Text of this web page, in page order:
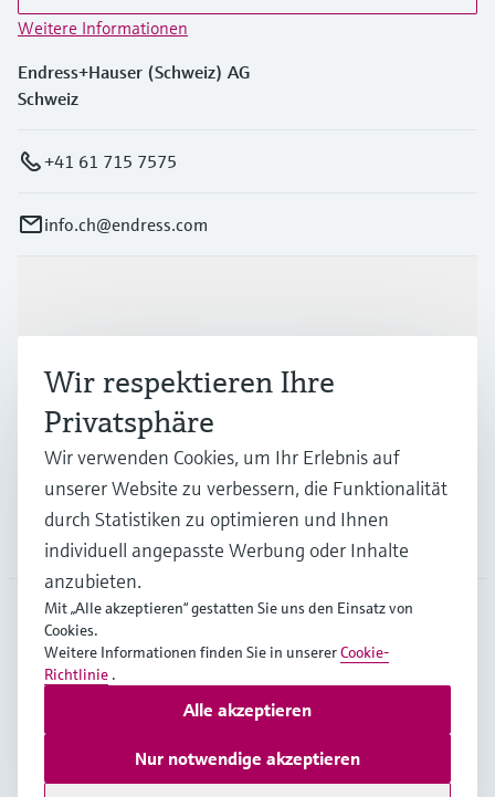
Weitere Informationen
Endress+Hauser (Schweiz) AG
Schweiz
+41 61 715 7575
info.ch@endress.com
Branchen
Support
Unternehmen
CHE•Deutsch
Copyright © Endress+Hauser Group Services AG
NutzungsbedingungenDatenschutz
Rechtliches & AGB
Wir respektieren Ihre
Privatsphäre
Wir verwenden Cookies, um Ihr Erlebnis auf
unserer Website zu verbessern, die Funktionalität
durch Statistiken zu optimieren und Ihnen
individuell angepasste Werbung oder Inhalte
anzubieten.
Mit „Alle akzeptieren“ gestatten Sie uns den Einsatz von
Cookies.
Weitere Informationen finden Sie in unsererCookie-
Richtlinie .
Nur notwendige akzeptieren
Alle akzeptieren